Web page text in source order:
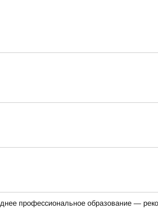
профессиональное образование —